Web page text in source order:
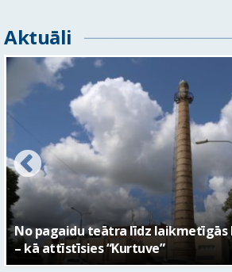
Aktuāli
FOTO: Ar daudzveidīgiem
Valmieras 743. dzimšanas diena